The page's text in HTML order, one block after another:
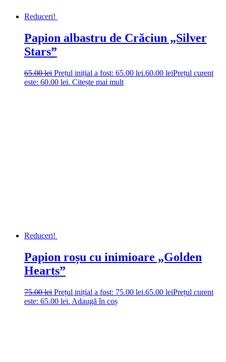
Reduceri!
Papion albastru de Crăciun „Silver
Stars”
65.00lei Prețul inițial a fost: 65.00 lei.60.00 leiPrețul curent
este: 60.00 lei. Citește mai mult
Reduceri!
Papion roșu cu inimioare „Golden
Hearts”
75.00lei Prețul inițial a fost: 75.00 lei.65.00 leiPrețul curent
este: 65.00 lei. Adaugă în coș